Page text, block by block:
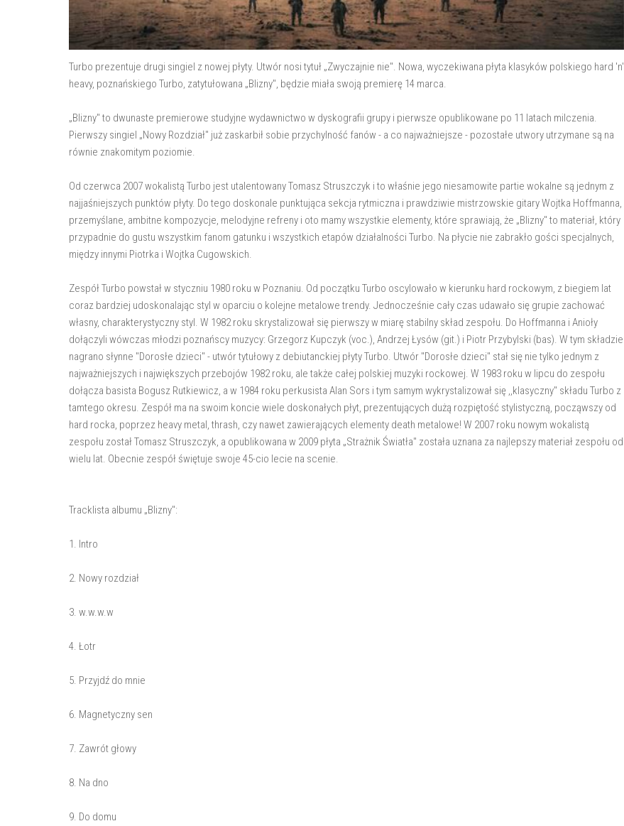
Turbo prezentuje drugi singiel z nowej płyty. Utwór nosi tytuł „Zwyczajnie nie". Nowa, wyczekiwana płyta klasyków polskiego hard 'n'
heavy, poznańskiego Turbo, zatytułowana „Blizny", będzie miała swoją premierę 14 marca.
„Blizny" to dwunaste premierowe studyjne wydawnictwo w dyskografii grupy i pierwsze opublikowane po 11 latach milczenia.
Pierwszy singiel „Nowy Rozdział" już zaskarbił sobie przychylność fanów - a co najważniejsze - pozostałe utwory utrzymane są na
równie znakomitym poziomie.
Od czerwca 2007 wokalistą Turbo jest utalentowany Tomasz Struszczyk i to właśnie jego niesamowite partie wokalne są jednym z
najjaśniejszych punktów płyty. Do tego doskonale punktująca sekcja rytmiczna i prawdziwie mistrzowskie gitary Wojtka Hoffmanna,
przemyślane, ambitne kompozycje, melodyjne refreny i oto mamy wszystkie elementy, które sprawiają, że „Blizny" to materiał, który
przypadnie do gustu wszystkim fanom gatunku i wszystkich etapów działalności Turbo. Na płycie nie zabrakło gości specjalnych,
między innymi Piotrka i Wojtka Cugowskich.
Zespół Turbo powstał w styczniu 1980 roku w Poznaniu. Od początku Turbo oscylowało w kierunku hard rockowym, z biegiem lat
coraz bardziej udoskonalając styl w oparciu o kolejne metalowe trendy. Jednocześnie cały czas udawało się grupie zachować
własny, charakterystyczny styl. W 1982 roku skrystalizował się pierwszy w miarę stabilny skład zespołu. Do Hoffmanna i Anioły
dołączyli wówczas młodzi poznańscy muzycy: Grzegorz Kupczyk (voc.), Andrzej Łysów (git.) i Piotr Przybylski (bas). W tym składzie
nagrano słynne "Dorosłe dzieci" - utwór tytułowy z debiutanckiej płyty Turbo. Utwór "Dorosłe dzieci" stał się nie tylko jednym z
najważniejszych i największych przebojów 1982 roku, ale także całej polskiej muzyki rockowej. W 1983 roku w lipcu do zespołu
dołącza basista Bogusz Rutkiewicz, a w 1984 roku perkusista Alan Sors i tym samym wykrystalizował się ,,klasyczny" składu Turbo z
tamtego okresu. Zespół ma na swoim koncie wiele doskonałych płyt, prezentujących dużą rozpiętość stylistyczną, począwszy od
hard rocka, poprzez heavy metal, thrash, czy nawet zawierających elementy death metalowe! W 2007 roku nowym wokalistą
zespołu został Tomasz Struszczyk, a opublikowana w 2009 płyta „Strażnik Światła" została uznana za najlepszy materiał zespołu od
wielu lat. Obecnie zespół świętuje swoje 45-cio lecie na scenie.
Tracklista albumu „Blizny":
1. Intro
2. Nowy rozdział
3. w.w.w.w
4. Łotr
5. Przyjdź do mnie
6. Magnetyczny sen
7. Zawrót głowy
8. Na dno
9. Do domu